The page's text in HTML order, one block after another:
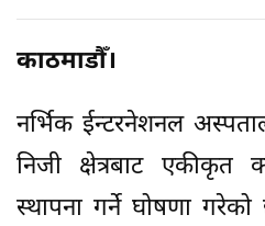
काठमाडौँ।
नर्भिक ईन्टरनेशनल
निजी क्षेत्रबाट एकीकृत
स्थापना गर्ने घोषणा